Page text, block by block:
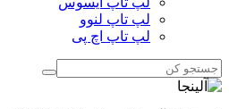
لپ تاپ لنوو
لپ تاپ اچ پی